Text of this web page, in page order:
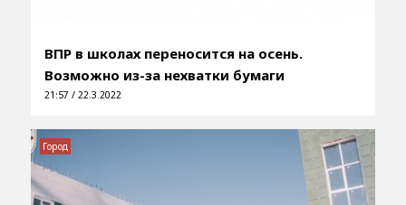
ВПР в школах переносится на осень.
Возможно из-за нехватки бумаги
21:57 / 22.3.2022
Город